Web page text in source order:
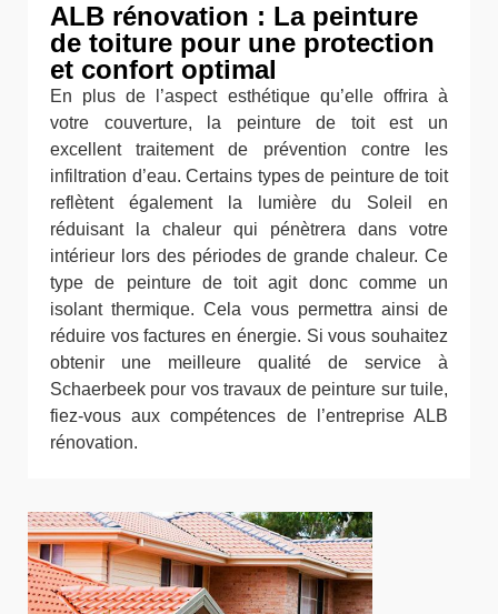
ALB rénovation : La peinture
de toiture pour une protection
et confort optimal
En plus de l’aspect esthétique qu’elle offrira à
votre couverture, la peinture de toit est un
excellent traitement de prévention contre les
infiltration d’eau. Certains types de peinture de toit
reflètent également la lumière du Soleil en
réduisant la chaleur qui pénètrera dans votre
intérieur lors des périodes de grande chaleur. Ce
type de peinture de toit agit donc comme un
isolant thermique. Cela vous permettra ainsi de
réduire vos factures en énergie. Si vous souhaitez
obtenir une meilleure qualité de service à
Schaerbeek pour vos travaux de peinture sur tuile,
fiez-vous aux compétences de l’entreprise ALB
rénovation.